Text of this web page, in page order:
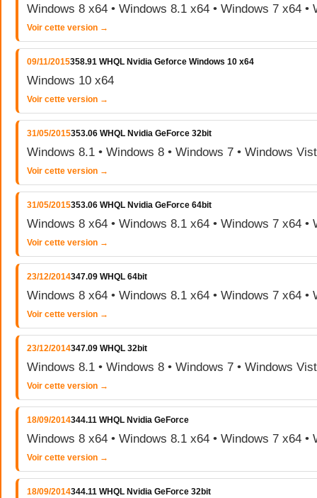
Windows 8 x64 • Windows 8.1 x64 • Windows 7 x64 •
Voir cette version →
09/11/2015358.91 WHQL Nvidia Geforce Windows 10 x64
Windows 10 x64
Voir cette version →
31/05/2015353.06 WHQL Nvidia GeForce 32bit
Windows 8.1 • Windows 8 • Windows 7 • Windows
Voir cette version →
31/05/2015353.06 WHQL Nvidia GeForce 64bit
Windows 8 x64 • Windows 8.1 x64 • Windows 7 x64 •
Voir cette version →
23/12/2014347.09 WHQL 64bit
Windows 8 x64 • Windows 8.1 x64 • Windows 7 x64 •
Voir cette version →
23/12/2014347.09 WHQL 32bit
Windows 8.1 • Windows 8 • Windows 7 • Windows
Voir cette version →
18/09/2014344.11 WHQL Nvidia GeForce
Windows 8 x64 • Windows 8.1 x64 • Windows 7 x64 •
Voir cette version →
18/09/2014344.11 WHQL Nvidia GeForce 32bit